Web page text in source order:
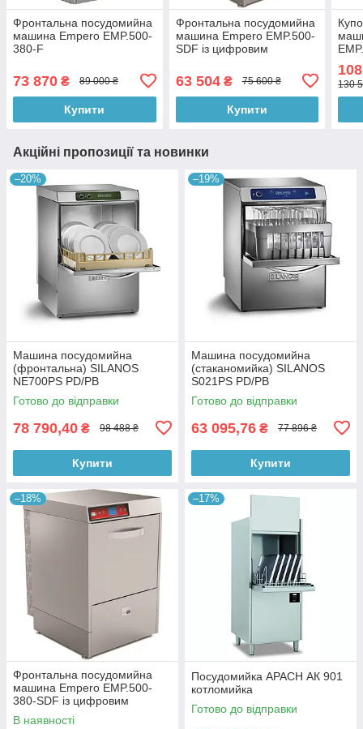
Фронтальна посудомийна
машина Empero EMP.500-
380-F
73 870 ₴ 89 000 ₴
Купити
Фронтальна посудомийна
машина Empero EMP.500-
SDF із цифровим
63 504₴ 75 600 ₴
Купити
130
Акційні пропозиції та новинки
–20%
Машина посудомийна
(фронтальна) SILANOS
NE700PS PD/PB
Готово до відправки
78 790,40 ₴ 98 488 ₴
Купити
–19%
Машина посудомийна
(стаканомийка) SILANOS
S021PS PD/PB
Готово до відправки
63 095,76 ₴ 77 896 ₴
Купити
–18%
Фронтальна посудомийна
машина Empero EMP.500-
380-SDF із цифровим
дисплеєм керування
В наявності
–17%
Посудомийка APACH АК 901
котломийка
Готово до відправки